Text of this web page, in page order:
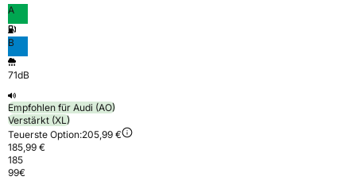
A
B
71dB
Empfohlen für Audi (AO)
Verstärkt (XL)
Teuerste Option:205,99 €
185,99 €
185
99€